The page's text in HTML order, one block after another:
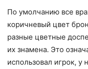
По умолчанию все
коричневый цвет
разные цветные
их знамена. Это
использовал игрок, у